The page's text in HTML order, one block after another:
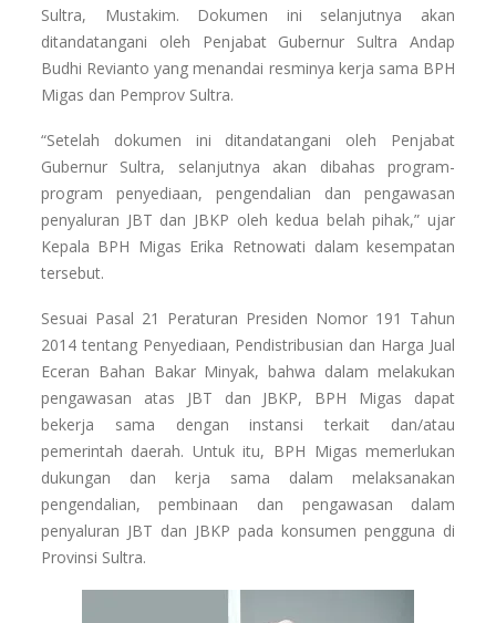
Sultra, Mustakim. Dokumen ini selanjutnya akan
ditandatangani oleh Penjabat Gubernur Sultra Andap
Budhi Revianto yang menandai resminya kerja sama BPH
Migas dan Pemprov Sultra.
“Setelah dokumen ini ditandatangani oleh Penjabat
Gubernur Sultra, selanjutnya akan dibahas program-
program penyediaan, pengendalian dan pengawasan
penyaluran JBT dan JBKP oleh kedua belah pihak,” ujar
Kepala BPH Migas Erika Retnowati dalam kesempatan
tersebut.
Sesuai Pasal 21 Peraturan Presiden Nomor 191 Tahun
2014 tentang Penyediaan, Pendistribusian dan Harga Jual
Eceran Bahan Bakar Minyak, bahwa dalam melakukan
pengawasan atas JBT dan JBKP, BPH Migas dapat
bekerja sama dengan instansi terkait dan/atau
pemerintah daerah. Untuk itu, BPH Migas memerlukan
dukungan dan kerja sama dalam melaksanakan
pengendalian, pembinaan dan pengawasan dalam
penyaluran JBT dan JBKP pada konsumen pengguna di
Provinsi Sultra.